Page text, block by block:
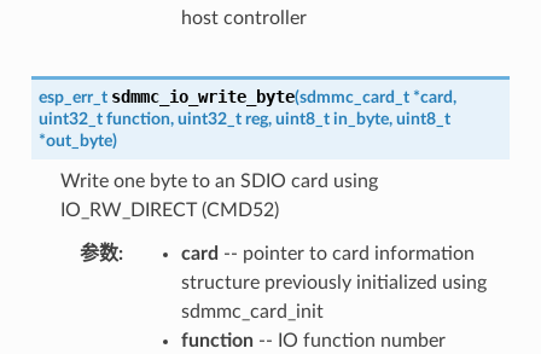
host controller
esp_err_t sdmmc_io_write_byte(sdmmc_card_t *card,
uint32_t function, uint32_t reg, uint8_t in_byte, uint8_t
*out_byte)
Write one byte to an SDIO card using
IO_RW_DIRECT (CMD52)
参数: card -- pointer to card information
structure previously initialized using
sdmmc_card_init
function-- IO function number